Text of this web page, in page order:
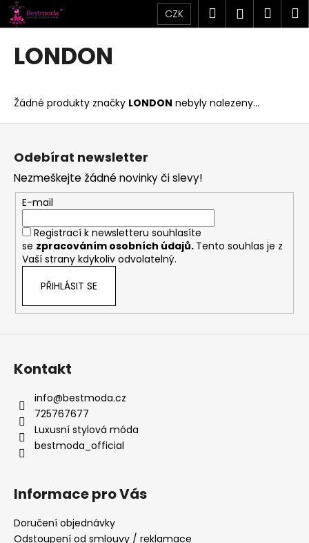
Přejít
na
obsah
CZK Hledat
LONDON
Žádné produkty značky LONDON nebyly nalezeny...
K
o
o
p
o
t
ř
e
b
e
n
í
t
?
D
Z
Odebírat newsletter
Nezmeškejte žádné novinky či slevy!
E-mail
Registrací k newsletteru souhlasíte
se zpracováním osobních údajů. Tento souhlas je z
Vaší strany kdykoliv odvolatelný.
PŘIHLÁSIT SE
Kontakt
info@bestmoda.cz
725767677
Luxusní stylová móda
bestmoda_official
Informace pro Vás
Doručení objednávky
Odstoupení od smlouvy / reklamace